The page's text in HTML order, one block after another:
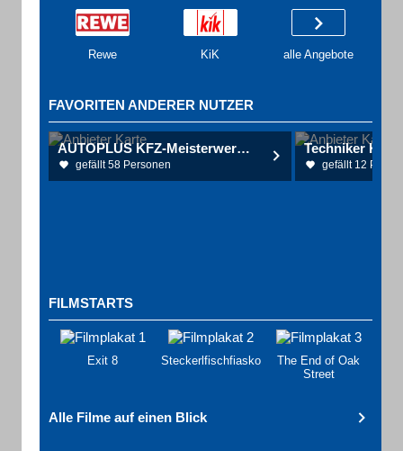
Rewe KiK alle Angebote
FAVORITEN ANDERER NUTZER
AUTOPLUS KFZ-Meisterwerkstatt
gefällt 58 Personen
Techniker
gefällt 12
FILMSTARTS
Exit 8 Steckerlfischfiasko
The End of Oak
Street
Alle Filme auf einen Blick